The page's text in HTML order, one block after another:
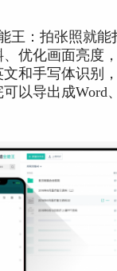
王：拍张照就能
优化画面亮度
和手写体识别
以导出成Word